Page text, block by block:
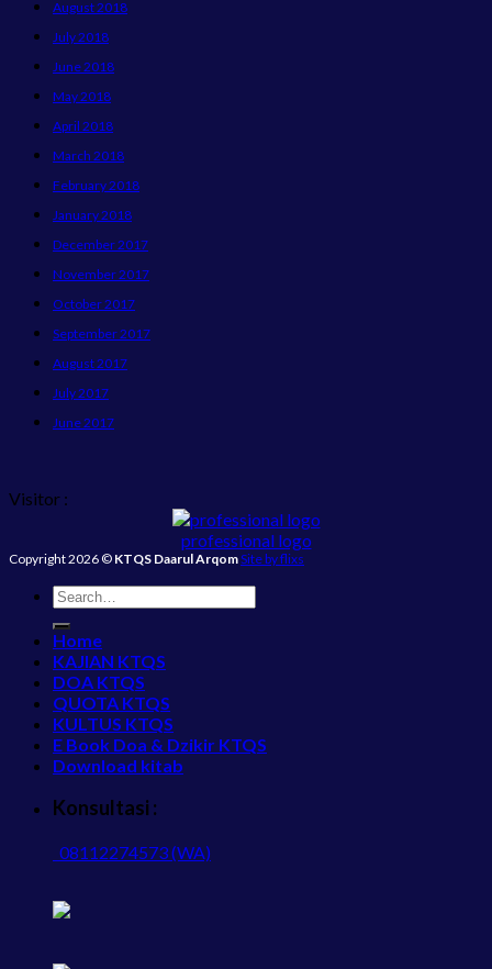
August 2018
July 2018
June 2018
May 2018
April 2018
March 2018
February 2018
January 2018
December 2017
November 2017
October 2017
September 2017
August 2017
July 2017
June 2017
Visitor :
professional logo
Copyright 2026 © KTQS Daarul ArqomSite by flixs
Home
KAJIAN KTQS
DOA KTQS
QUOTA KTQS
KULTUS KTQS
E Book Doa & Dzikir KTQS
Download kitab
Konsultasi :
08112274573 (WA)